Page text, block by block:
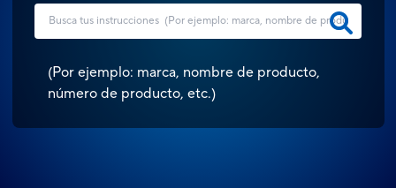
(Por ejemplo: marca, nombre de producto,
número de producto, etc.)